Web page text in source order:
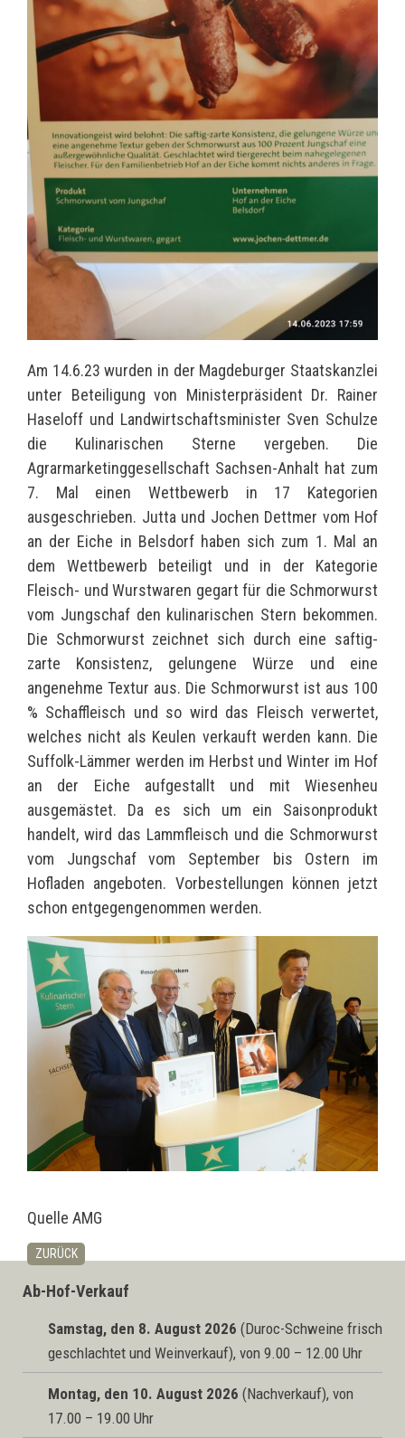
Am 14.6.23 wurden in der Magdeburger Staatskanzlei
unter Beteiligung von Ministerpräsident Dr. Rainer
Haseloff und Landwirtschaftsminister Sven Schulze
die Kulinarischen Sterne vergeben. Die
Agrarmarketinggesellschaft Sachsen-Anhalt hat zum
7. Mal einen Wettbewerb in 17 Kategorien
ausgeschrieben. Jutta und Jochen Dettmer vom Hof
an der Eiche in Belsdorf haben sich zum 1. Mal an
dem Wettbewerb beteiligt und in der Kategorie
Fleisch- und Wurstwaren gegart für die Schmorwurst
vom Jungschaf den kulinarischen Stern bekommen.
Die Schmorwurst zeichnet sich durch eine saftig-
zarte Konsistenz, gelungene Würze und eine
angenehme Textur aus. Die Schmorwurst ist aus 100
% Schaffleisch und so wird das Fleisch verwertet,
welches nicht als Keulen verkauft werden kann. Die
Suffolk-Lämmer werden im Herbst und Winter im Hof
an der Eiche aufgestallt und mit Wiesenheu
ausgemästet. Da es sich um ein Saisonprodukt
handelt, wird das Lammfleisch und die Schmorwurst
vom Jungschaf vom September bis Ostern im
Hofladen angeboten. Vorbestellungen können jetzt
schon entgegengenommen werden.
Quelle AMG
ZURÜCK
Ab-Hof-Verkauf
Samstag, den 8. August 2026 (Duroc-Schweine frisch
geschlachtet und Weinverkauf), von 9.00 – 12.00 Uhr
Montag, den 10. August 2026 (Nachverkauf), von
17.00 – 19.00 Uhr